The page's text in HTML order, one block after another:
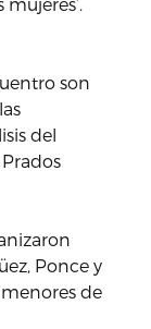
son
del
Ponce y
de